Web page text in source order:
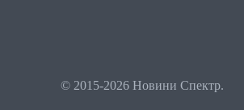
© 2015-2026 Новини Спектр.